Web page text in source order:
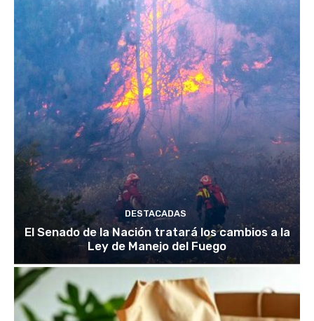
DESTACADAS
El Senado de la Nación tratará los cambios a la
Ley de Manejo del Fuego